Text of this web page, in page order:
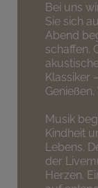
Bei uns
Sie sich
Abend
schaffen.
Klassiker
Musik
Kindheit
Lebens.
der
Herzen.